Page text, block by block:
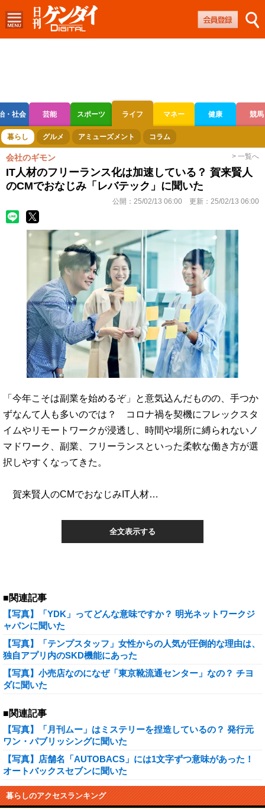
・社会 芸能 スポーツ ライフ マネー 健康 競馬
ボートレース 競輪 オートレース
暮らし グルメ アミューズメント コラム
会社のギモン > 一覧へ
IT人材のフリーランス化は加速している？ 賀来賢人
のCMでおなじみ「レバテック」に聞いた
公開： 25/02/13 06:00 更新： 25/02/13 06:00
「今年こそは副業を始めるぞ」と意気込んだものの、手つか
ずなんて人も多いのでは？ コロナ禍を契機にフレックスタ
イムやリモートワークが浸透し、時間や場所に縛られないノ
マドワーク、副業、フリーランスといった柔軟な働き方が選
択しやすくなってきた。
賀来賢人のCMでおなじみIT人材…
全文表示する
■関連記事
【写真】「YDK」ってどんな意味ですか？ 明光ネットワークジ
ャパンに聞いた
【写真】「テンプスタッフ」女性からの人気が圧倒的な理由は、
独自アプリ内のSKD機能にあった
【写真】小売店なのになぜ「東京靴流通センター」なの？ チヨ
ダに聞いた
■関連記事
【写真】「月刊ムー」はミステリーを捏造しているの？ 発行元
ワン・パブリッシングに聞いた
【写真】店舗名「AUTOBACS」には1文字ずつ意味があった！
オートバックスセブンに聞いた
暮らしのアクセスランキング